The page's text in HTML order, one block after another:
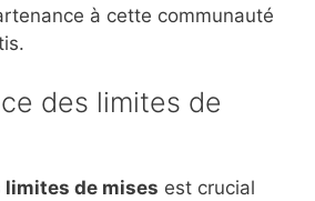
à cette communauté
des limites de
limites de mises est crucial